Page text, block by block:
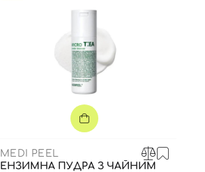
MEDI PEEL
ЕНЗИМНА ПУДРА З ЧАЙНИМ